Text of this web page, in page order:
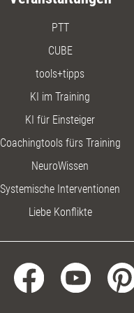
PTT
CUBE
tools+tipps
KI im Training
KI für Einsteiger
Coachingtools fürs Training
NeuroWissen
Systemische Interventionen
Liebe Konflikte